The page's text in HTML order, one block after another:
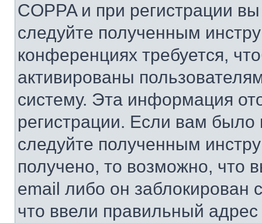
COPPA и при регистрации
следуйте полученным
конференциях требуется,
активированы
систему. Эта информация
регистрации. Если вам
следуйте полученным
получено, то возможно, что
email либо он
что ввели правильный адрес